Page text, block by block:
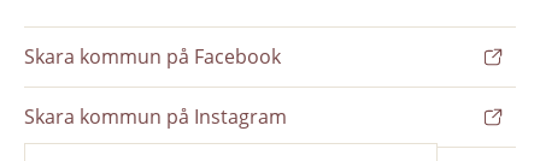
Skara kommun på Facebook
Skara kommun på Instagram